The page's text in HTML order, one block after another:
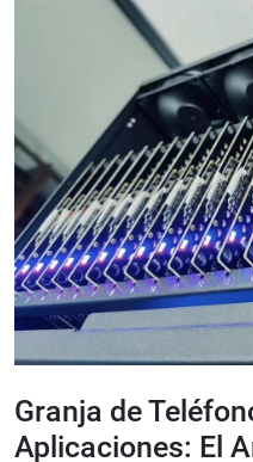
Granja de
Aplicaciones: El